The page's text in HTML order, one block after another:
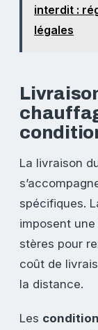
interdit :
légales
La livraison
spécifiques.
imposent
stères pour
coût de
la distance.
Les